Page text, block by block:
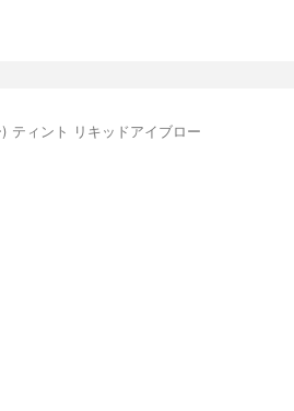
ティント リキッドアイブロー